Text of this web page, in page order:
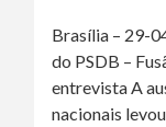
Brasília – 29-
do PSDB –
entrevista A
nacionais